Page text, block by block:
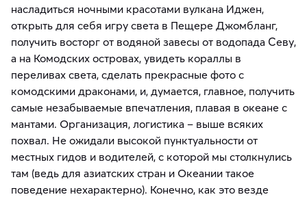
насладиться ночными красотами вулкана Иджен,
открыть для себя игру света в Пещере Джомбланг,
получить восторг от водяной завесы от водопада Севу,
а на Комодских островах, увидеть кораллы в
переливах света, сделать прекрасные фото с
комодскими драконами, и, думается, главное, получить
самые незабываемые впечатления, плавая в океане с
мантами. Организация, логистика – выше всяких
похвал. Не ожидали высокой пунктуальности от
местных гидов и водителей, с которой мы столкнулись
там (ведь для азиатских стран и Океании такое
поведение нехарактерно). Конечно, как это везде